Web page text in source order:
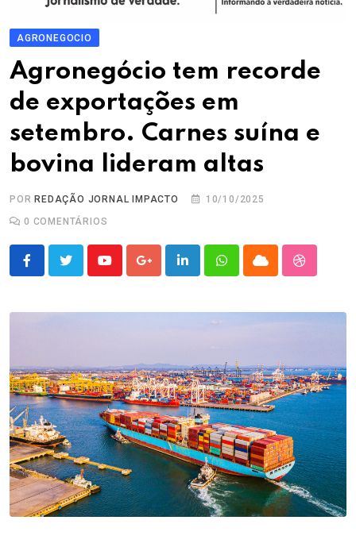
AGRONEGOCIO
Agronegócio tem recorde
de exportações em
setembro. Carnes suína e
bovina lideram altas
POR REDAÇÃO JORNAL IMPACTO
10/10/2025
0 COMENTÁRIOS
YoutubeGoogle+LinkedInWhatsappCloud